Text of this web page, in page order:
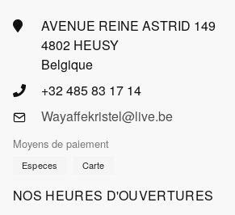
AVENUE REINE ASTRID 149
4802 HEUSY
Belgique
+32 485 83 17 14
Wayaffekristel@live.be
Moyens de paiement
Especes Carte
NOS HEURES D'OUVERTURES